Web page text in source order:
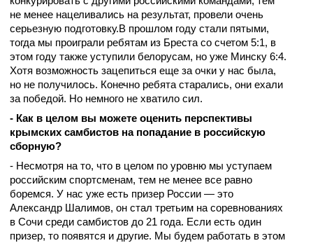
не менее нацеливались на результат, провели очень
серьезную подготовку.В прошлом году стали пятыми,
тогда мы проиграли ребятам из Бреста со счетом 5:1, в
этом году также уступили белорусам, но уже Минску 6:4.
Хотя возможность зацепиться еще за очки у нас была,
но не получилось. Конечно ребята старались, они ехали
за победой. Но немного не хватило сил.
- Как в целом вы можете оценить перспективы
крымских самбистов на попадание в российскую
сборную?
- Несмотря на то, что в целом по уровню мы уступаем
российским спортсменам, тем не менее все равно
боремся. У нас уже есть призер России — это
Александр Шалимов, он стал третьим на соревнованиях
в Сочи среди самбистов до 21 года. Если есть один
призер, то появятся и другие. Мы будем работать в этом